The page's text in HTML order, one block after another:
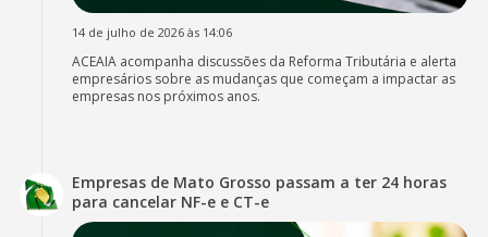
14 de julho de 2026 às 14:06
ACEAIA acompanha discussões da Reforma Tributária e alerta
empresários sobre as mudanças que começam a impactar as
empresas nos próximos anos.
Empresas de Mato Grosso passam a ter 24 horas
para cancelar NF-e e CT-e